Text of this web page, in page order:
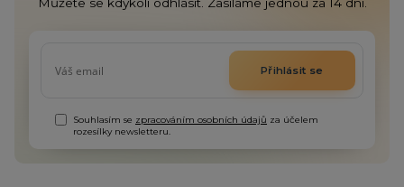
Můžete se kdykoli odhlásit. Zasíláme jednou za 14 dní.
Přihlásit se
Souhlasím se zpracováním osobních údajů za účelem
rozesílky newsletteru.